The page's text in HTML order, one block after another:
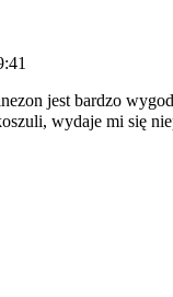
jest bardzo
wydaje mi się